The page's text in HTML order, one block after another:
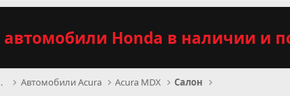
Honda в наличии и
моделям, серв Автомобили Acura Acura MDX Салон